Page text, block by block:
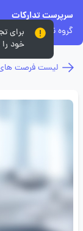
سرپرست تدارکات
گروه نکسا
لیست فرصت
خود